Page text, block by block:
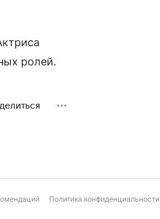
ролей.
Политика конфиденциальности